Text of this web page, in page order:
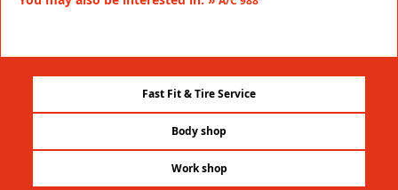
Fast Fit & Tire Service
Body shop
Work shop